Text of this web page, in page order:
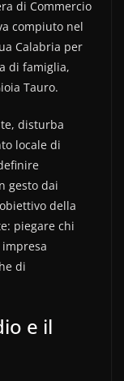
di Commercio
compiuto nel
Calabria per
di famiglia,
Tauro.
disturba
locale di
gesto dai
della
piegare chi
di
e il